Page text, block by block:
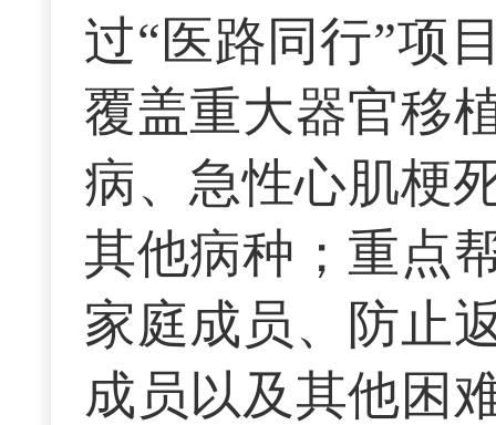
过“医路同行”项
覆盖重大器官移
病、急性心肌梗
其他病种；重点
家庭成员、防止
成员以及其他困